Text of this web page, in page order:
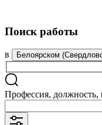
Поиск работы
в Белоярском
Профессия, должность,